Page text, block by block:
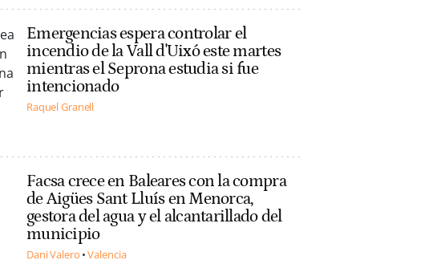
Emergencias espera controlar el
incendio de la Vall d'Uixó este martes
mientras el Seprona estudia si fue
intencionado
Raquel Granell
Facsa crece en Baleares con la compra
de Aigües Sant Lluís en Menorca,
gestora del agua y el alcantarillado del
municipio
Dani Valero Valencia